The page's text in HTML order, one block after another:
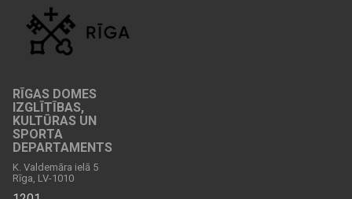
RĪGAS DOMES
IZGLĪTĪBAS,
KULTŪRAS UN
SPORTA
DEPARTAMENTS
K. Valdemāra ielā 5
Rīga, LV-1010